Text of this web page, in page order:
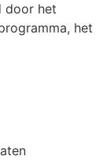
door het
het